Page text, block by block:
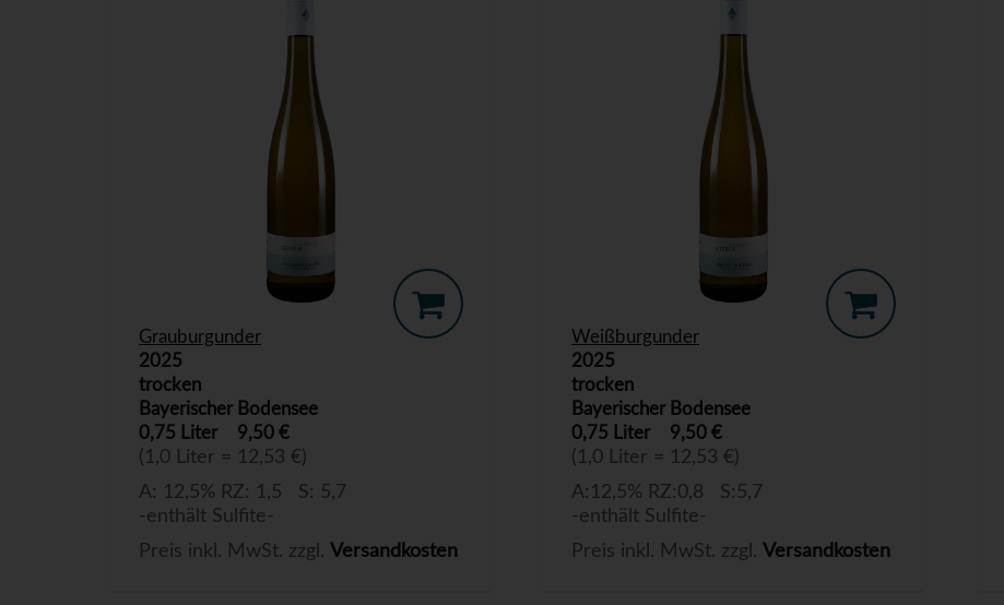
Grauburgunder
2025
trocken
Bayerischer Bodensee
0,75 Liter
9,50 €
(1,0 Liter = 12,53 €)
A: 12,5% RZ: 1,5 S: 5,7
-enthält Sulfite-
Preis inkl. MwSt. zzgl. Versandkosten
Weißburgunder
2025
trocken
Bayerischer Bodensee
0,75 Liter
9,50 €
(1,0 Liter = 12,53 €)
A:12,5% RZ:0,8 S:5,7
-enthält Sulfite-
Preis inkl. MwSt. zzgl. Versandkosten